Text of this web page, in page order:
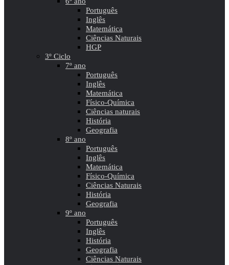
Português
Inglês
Matemática
Ciências Naturais
HGP
3º Ciclo
7º ano
Português
Inglês
Matemática
Físico-Química
Ciências naturais
História
Geografia
8º ano
Português
Inglês
Matemática
Físico-Química
Ciências Naturais
História
Geografia
9º ano
Português
Inglês
História
Geografia
Ciências Naturais